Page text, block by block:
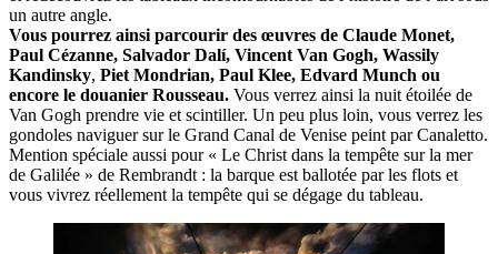
un autre angle.
Vous pourrez ainsi parcourir des œuvres de Claude Monet,
Paul Cézanne, Salvador Dalí, Vincent Van Gogh, Wassily
Kandinsky, Piet Mondrian, Paul Klee, Edvard Munch ou
encore le douanier Rousseau. Vous verrez ainsi la nuit étoilée de
Van Gogh prendre vie et scintiller. Un peu plus loin, vous verrez les
gondoles naviguer sur le Grand Canal de Venise peint par Canaletto.
Mention spéciale aussi pour « Le Christ dans la tempête sur la mer
de Galilée » de Rembrandt : la barque est ballotée par les flots et
vous vivrez réellement la tempête qui se dégage du tableau.